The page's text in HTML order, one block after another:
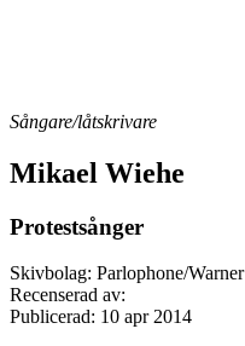
Sångare/låtskrivare
Mikael Wiehe
Protestsånger
Skivbolag: Parlophone/Warner
Recenserad av:
Publicerad: 10 apr 2014